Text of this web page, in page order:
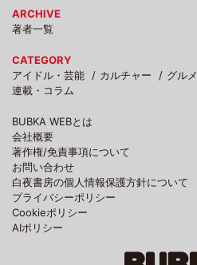
ARCHIVE
著者一覧
CATEGORY
アイドル・芸能
カルチャー グルメ
連載・コラム
BUBKA WEBとは
会社概要
著作権/免責事項について
お問い合わせ
白夜書房の個人情報保護方針について
プライバシーポリシー
Cookieポリシー
AIポリシー